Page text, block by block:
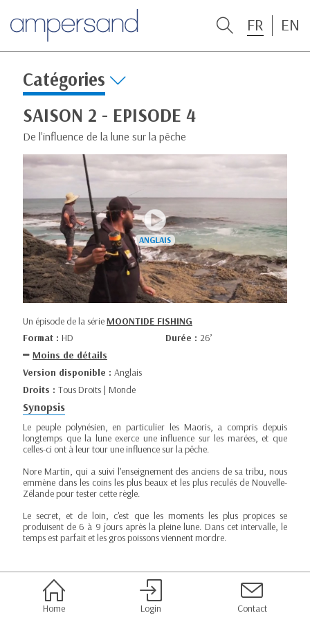
FR EN
Catégories
SAISON 2 - EPISODE 4
De l'influence de la lune sur la pêche
Un épisode de la sérieMOONTIDE FISHING
Format : HD Durée : 26’
Moins de détails
Version disponible : Anglais
Droits : Tous Droits | Monde
Synopsis
Le peuple polynésien, en particulier les Maoris, a compris depuis
longtemps que la lune exerce une influence sur les marées, et que
celles-ci ont à leur tour une influence sur la pêche.
Nore Martin, qui a suivi l’enseignement des anciens de sa tribu, nous
emmène dans les coins les plus beaux et les plus reculés de Nouvelle-
Zélande pour tester cette règle.
Le secret, et de loin, c'est que les moments les plus propices se
produisent de 6 à 9 jours après la pleine lune. Dans cet intervalle, le
temps est parfait et les gros poissons viennent mordre.
Home Login Contact